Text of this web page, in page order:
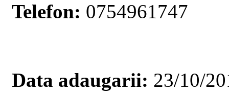
Telefon: 0754961747
Data adaugarii: 23/10/